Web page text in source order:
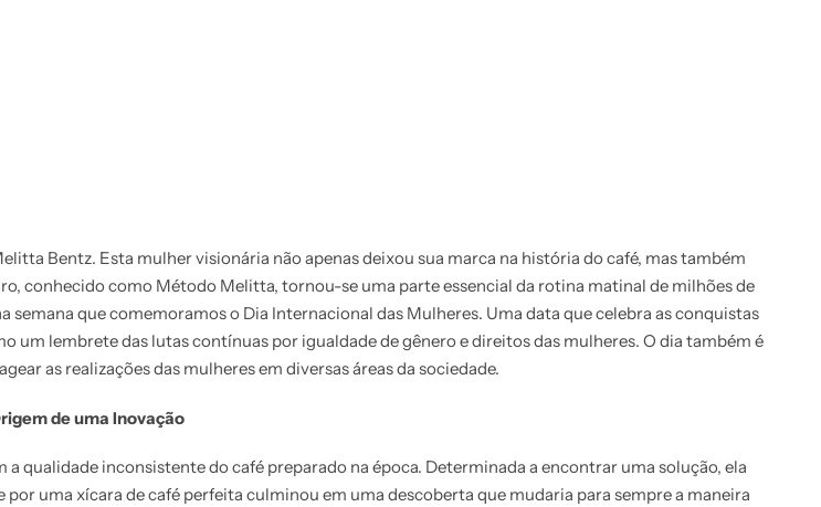
Bentz. Esta mulher visionária não apenas deixou sua marca na história do café, mas também
conhecido como Método Melitta, tornou-se uma parte essencial da rotina matinal de milhões de
que comemoramos o Dia Internacional das Mulheres. Uma data que celebra as conquistas
um lembrete das lutas contínuas por igualdade de gênero e direitos das mulheres. O dia também é
as realizações das mulheres em diversas áreas da sociedade.
de uma Inovação
qualidade inconsistente do café preparado na época. Determinada a encontrar uma solução, ela
uma xícara de café perfeita culminou em uma descoberta que mudaria para sempre a maneira